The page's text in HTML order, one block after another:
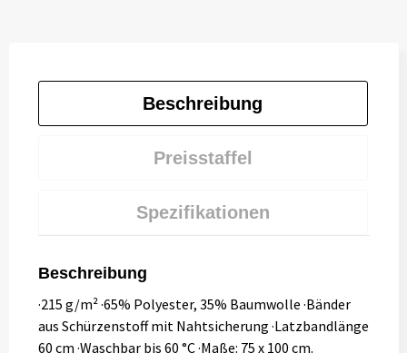
Beschreibung
Preisstaffel
Spezifikationen
Beschreibung
·215 g/m² ·65% Polyester, 35% Baumwolle ·Bänder
aus Schürzenstoff mit Nahtsicherung ·Latzbandlänge
60 cm ·Waschbar bis 60 °C ·Maße: 75 x 100 cm.